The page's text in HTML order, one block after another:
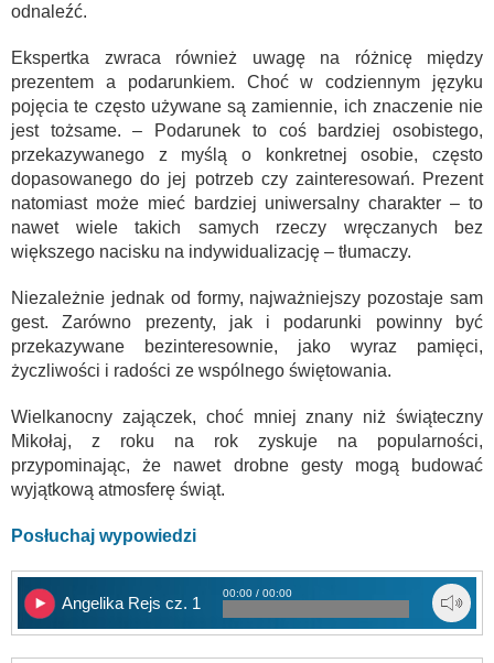
odnaleźć.
Ekspertka zwraca również uwagę na różnicę między
prezentem a podarunkiem. Choć w codziennym języku
pojęcia te często używane są zamiennie, ich znaczenie nie
jest tożsame. – Podarunek to coś bardziej osobistego,
przekazywanego z myślą o konkretnej osobie, często
dopasowanego do jej potrzeb czy zainteresowań. Prezent
natomiast może mieć bardziej uniwersalny charakter – to
nawet wiele takich samych rzeczy wręczanych bez
większego nacisku na indywidualizację – tłumaczy.
Niezależnie jednak od formy, najważniejszy pozostaje sam
gest. Zarówno prezenty, jak i podarunki powinny być
przekazywane bezinteresownie, jako wyraz pamięci,
życzliwości i radości ze wspólnego świętowania.
Wielkanocny zajączek, choć mniej znany niż świąteczny
Mikołaj, z roku na rok zyskuje na popularności,
przypominając, że nawet drobne gesty mogą budować
wyjątkową atmosferę świąt.
Posłuchaj wypowiedzi
Angelika Rejs cz. 1
00:00 / 00:00